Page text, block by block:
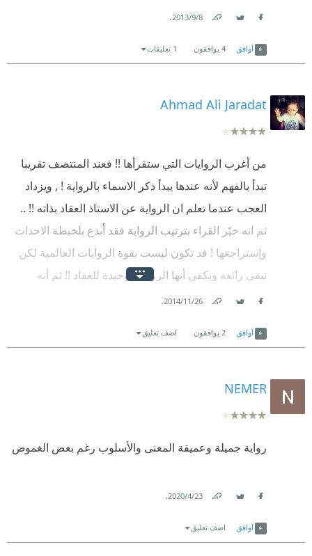
واصفا مشاعر الأنثى حينا والرجل حينا آخر..العقاد حقا
8‏/9‏/2013
.
أوافق 4 يوافقون 1 تعليقات
Ahmad Ali Jaradat
من أغرب الروايات التي ستقرأها !! فعند المنتصف تقريبا
تبدأ بالفهم لأنه عندها يبدأ ذكر الاسماء بالرواية ! , ويزداد
العجب عندما تعلم ان الرواية عن الاستاذ العقاد بذاته !! ..
ثم انه حيّر القراء بترتيب الرواية فقد أبدع بلخبطة الاحداث
وإستراجعها ! قد تكون ليست بقوة الروايات العالمية لكن
تبقى رائعه ويكفي أنها الرواية الوحيدة للعقاد !! ثم أنه
واضح بها ان كاتبها فيلسوف وليس روائي , فقد تبين ذلك
- ... كتاب رائع لكن كرواية جميلة ^_^
26‏/11‏/2014
.
أوافق 2 يوافقون اضف تعليق
NEMER
رواية جميلة وعميقة المعنى والأسلوب رغم بعض الغموض
23‏/4‏/2020
.
أوافق اضف تعليق